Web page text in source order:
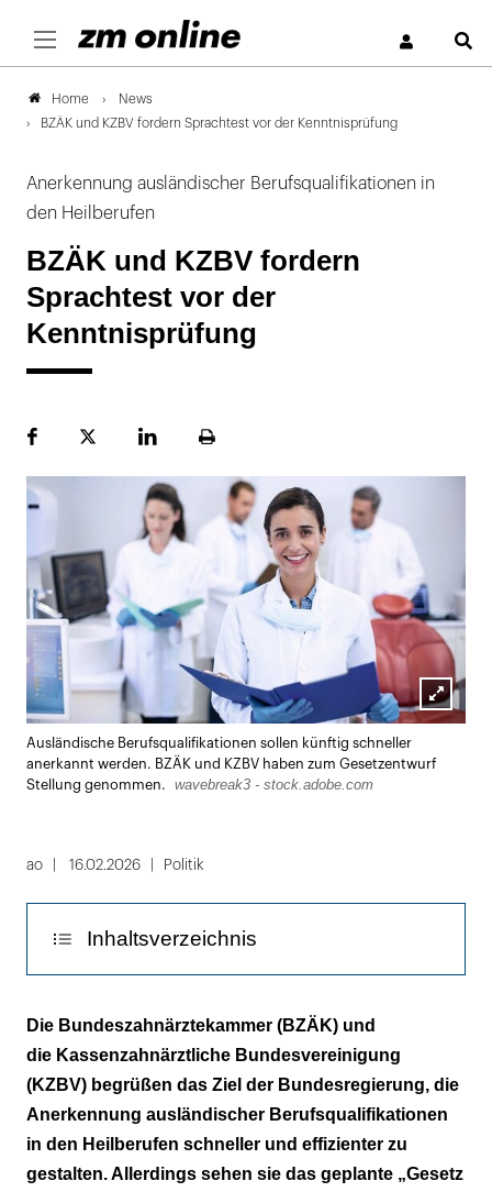
Home
News
BZÄK und KZBV fordern Sprachtest vor der Kenntnisprüfung
Anerkennung ausländischer Berufsqualifikationen in
den Heilberufen
BZÄK und KZBV fordern
Sprachtest vor der
Kenntnisprüfung
FacebookPlattformLinekdInSeite
Lightbox
Ausländische Berufsqualifikationen sollen künftig schneller
anerkannt werden. BZÄK und KZBV haben zum Gesetzentwurf
Stellung genommen.
wavebreak3 - stock.adobe.com
ao 16.02.2026 Politik
Inhaltsverzeichnis
Kenntnisprüfung ohne Ausnahme!
Die Bundeszahnärztekammer (BZÄK) und
die Kassenzahnärztliche Bundesvereinigung
(KZBV) begrüßen das Ziel der Bundesregierung, die
Anerkennung ausländischer Berufsqualifikationen
in den Heilberufen schneller und effizienter zu
gestalten. Allerdings sehen sie das geplante „Gesetz